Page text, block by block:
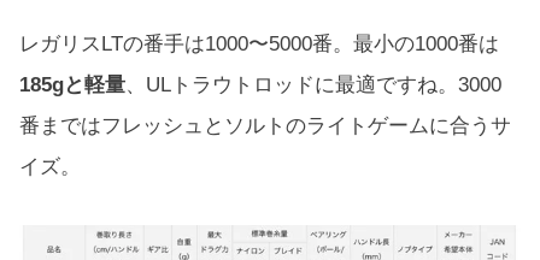
レガリスLTの番手は1000〜5000番。最小の1000番は
185gと軽量、ULトラウトロッドに最適ですね。3000
番まではフレッシュとソルトのライトゲームに合うサ
イズ。